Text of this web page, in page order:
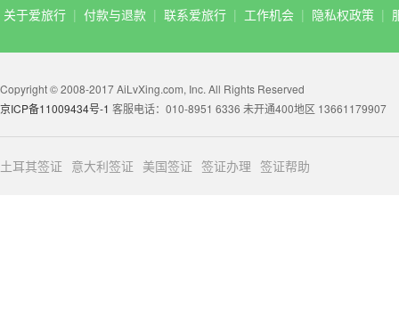
关于爱旅行 | 付款与退款 | 联系爱旅行 | 工作机会 | 隐私权政策 |
Copyright © 2008-2017 AiLvXing.com, Inc. All Rights Reserved
京ICP备11009434号-1 客服电话：010-8951 6336 未开通400地区 13661179907
土耳其签证 意大利签证 美国签证 签证办理 签证帮助